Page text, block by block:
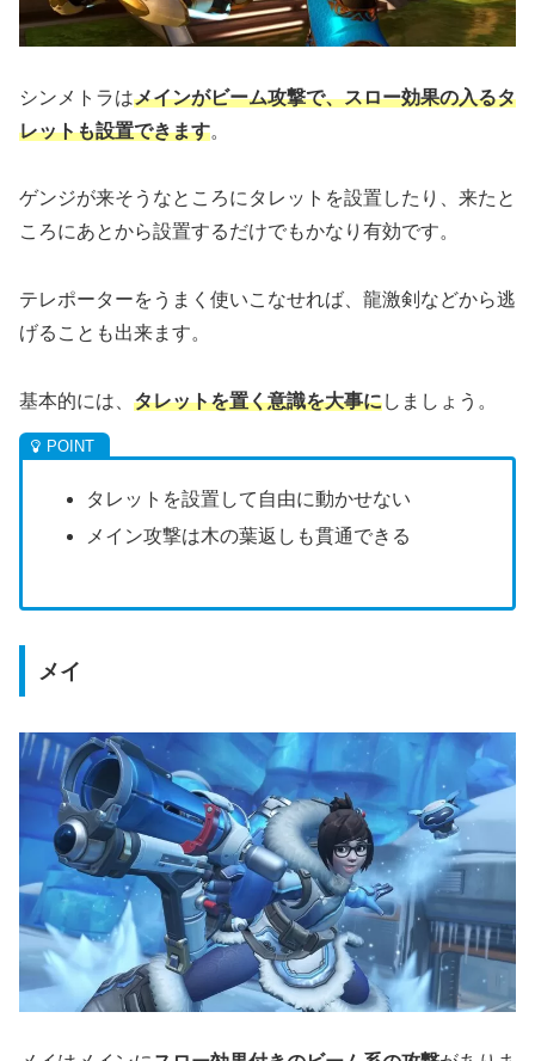
シンメトラはメインがビーム攻撃で、スロー効果の入るタ
レットも設置できます。
ゲンジが来そうなところにタレットを設置したり、来たと
ころにあとから設置するだけでもかなり有効です。
テレポーターをうまく使いこなせれば、龍激剣などから逃
げることも出来ます。
基本的には、 タレットを置く意識を大事にしましょう。
タレットを設置して自由に動かせない
メイン攻撃は木の葉返しも貫通できる
メイ